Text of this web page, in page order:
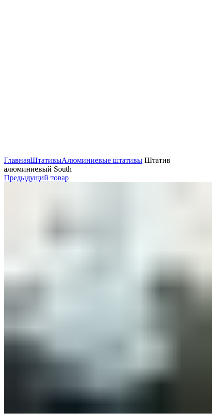
ГлавнаяШтативыАлюминиевые штативы Штатив
алюминиевый South
Предыдущий товар